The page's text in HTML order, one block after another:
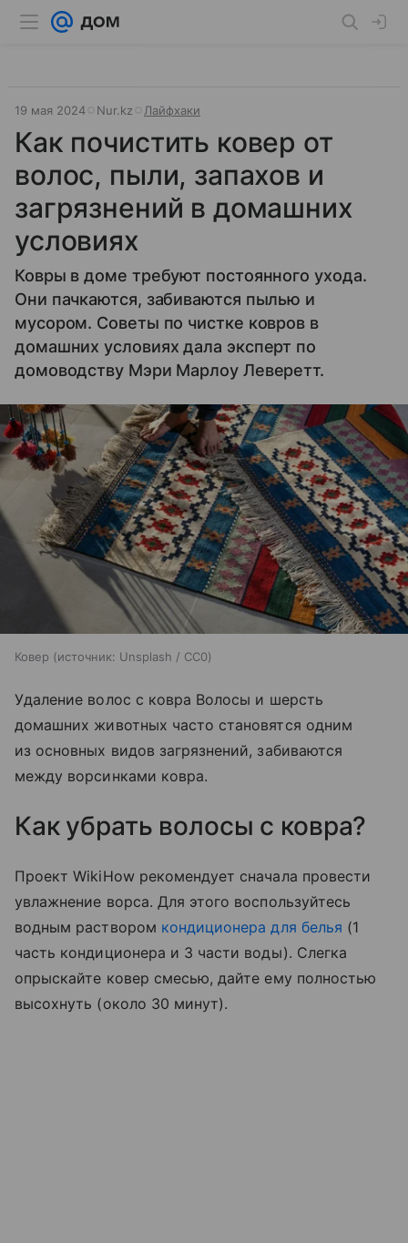
19 мая 2024 Nur.kz Лайфхаки
Как почистить ковер от
волос, пыли, запахов и
загрязнений в домашних
условиях
Ковры в доме требуют постоянного ухода.
Они пачкаются, забиваются пылью и
мусором. Советы по чистке ковров в
домашних условиях дала эксперт по
домоводству Мэри Марлоу Леверетт.
Ковер источник: Unsplash / CC0
Удаление волос с ковра Волосы и шерсть
домашних животных часто становятся одним
из основных видов загрязнений, забиваются
между ворсинками ковра.
Как убрать волосы с ковра?
Проект WikiHow рекомендует сначала провести
увлажнение ворса. Для этого воспользуйтесь
водным раствором кондиционера для белья (1
часть кондиционера и 3 части воды). Слегка
опрыскайте ковер смесью, дайте ему полностью
высохнуть (около 30 минут).